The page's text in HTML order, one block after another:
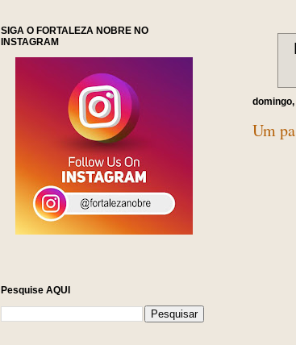
Um
SIGA O FORTALEZA NOBRE NO
INSTAGRAM
Pesquise AQUI